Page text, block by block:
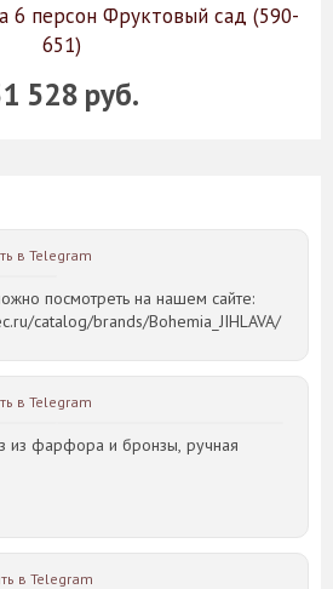
6 персон Фруктовый сад (590-
651)
528 руб.
в Telegram
посмотреть на нашем сайте:
catalog/brands/Bohemia_JIHLAVA/
в Telegram
из фарфора и бронзы, ручная
в Telegram